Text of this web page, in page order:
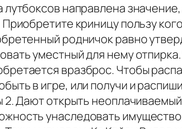
лутбоксов направлена
криницу пользу
родничок равно
уместный для нему
вразброс. Чтобы
в игре, или получи и
2. Дают открыть
унаследовать